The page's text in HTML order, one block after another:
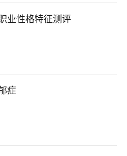
业性格特征测评
症